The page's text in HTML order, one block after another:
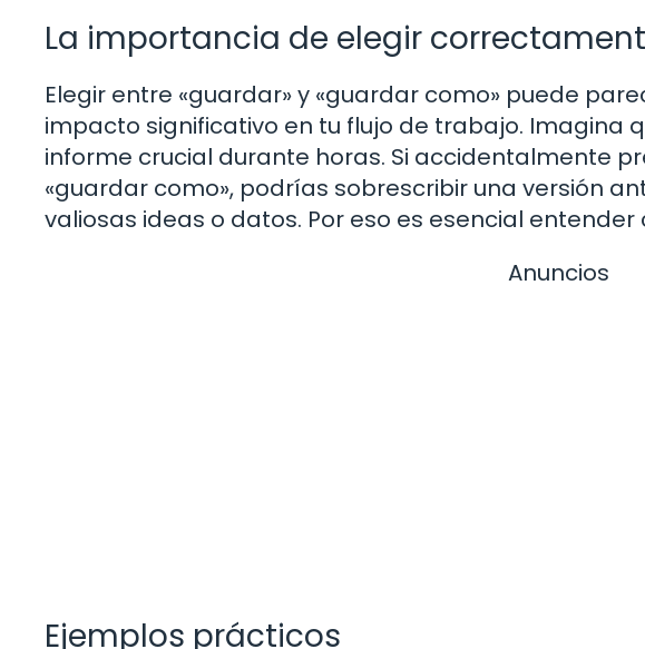
La importancia de elegir
Elegir entre «guardar» y «guardar como» puede
impacto significativo en tu flujo de trabajo. Imagina
informe crucial durante horas. Si accidentalmente
«guardar como», podrías sobrescribir una versión
valiosas ideas o datos. Por eso es esencial
Anuncios
Ejemplos prácticos